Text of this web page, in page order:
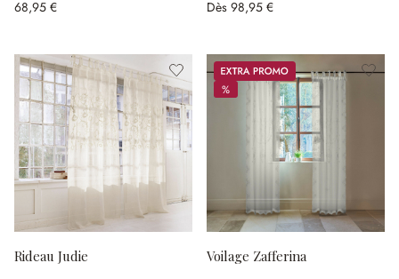
68,95 € Dès 98,95 €
Rideau Judie
Promos
%
%
Voilage Zafferina